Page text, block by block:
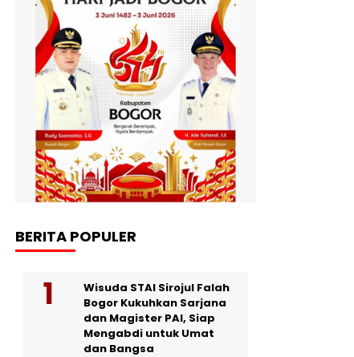
BERITA POPULER
Wisuda STAI Sirojul Falah
Bogor Kukuhkan Sarjana
dan Magister PAI, Siap
Mengabdi untuk Umat
dan Bangsa